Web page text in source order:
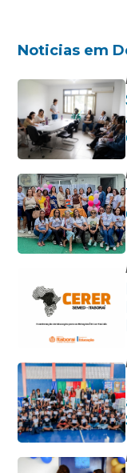
Noticias em